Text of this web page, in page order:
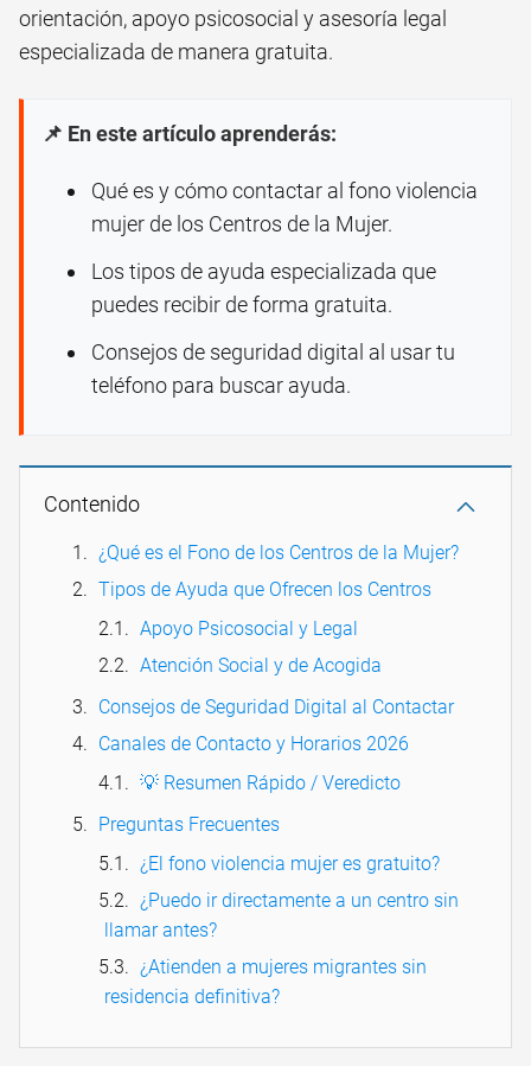
orientación, apoyo psicosocial y asesoría legal
especializada de manera gratuita.
📌 En este artículo aprenderás:
Qué es y cómo contactar al fono violencia
mujer de los Centros de la Mujer.
Los tipos de ayuda especializada que
puedes recibir de forma gratuita.
Consejos de seguridad digital al usar tu
teléfono para buscar ayuda.
Contenido
¿Qué es el Fono de los Centros de la Mujer?
Tipos de Ayuda que Ofrecen los Centros
Apoyo Psicosocial y Legal
Atención Social y de Acogida
Consejos de Seguridad Digital al Contactar
Canales de Contacto y Horarios 2026
💡 Resumen Rápido / Veredicto
Preguntas Frecuentes
¿El fono violencia mujer es gratuito?
¿Puedo ir directamente a un centro sin
llamar antes?
¿Atienden a mujeres migrantes sin
residencia definitiva?